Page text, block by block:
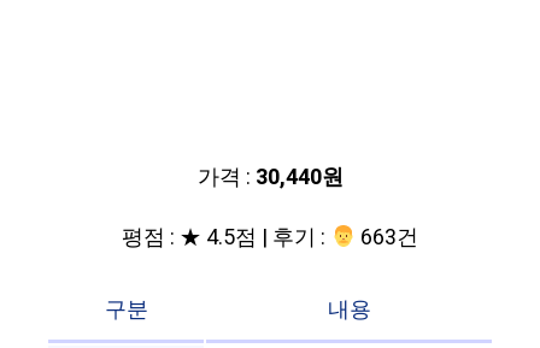
가격 : 30,440원
평점 : ★ 4.5점 | 후기 :
‍‍ 663건
구분
내용